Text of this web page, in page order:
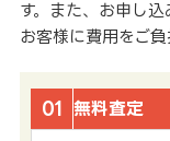
す。また、お申し
お客様に費用をご
01 無料査定